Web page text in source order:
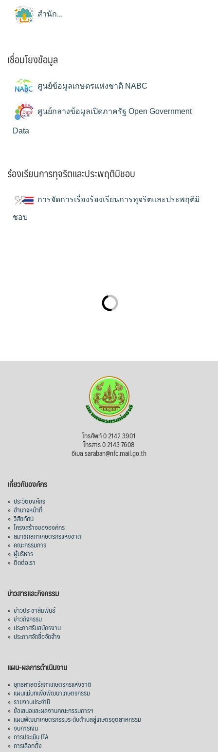
สำนัก...
เชื่อมโยงข้อมูล
ศูนย์ข้อมูลเกษตรแห่งชาติ NABC
ศูนย์กลางข้อมูลเปิดภาครัฐ Open Government
Data
ร้องเรียนการทุจริตและประพฤติมิชอบ
การจัดการเรื่องร้องเรียนการทุจริตและประพฤติมิ
ชอบ
โทรศัพท์ 0 2142 3901
โทรสาร 0 2143 7608
อีเมล saraban@nfc.mail.go.th
เกี่ยวกับองค์กร
» ประวัติองค์กร
» อำนาจหน้าที่
» วิสัยทัศน์
» โครงสร้างขององค์กร
» สมาชิกสภาเกษตรกรแห่งชาติ
» คณะกรรมการ
» ผู้บริหาร
» ติดต่อเรา
ข่าวสารและกิจกรรม
» ข่าวประชาสัมพันธ์
» ข่าวกิจกรรม
» ประกาศรับสมัครงาน
» ประกาศจัดซื้อจัดจ้าง
แผน-ผลการดำเนินงาน
» ยุทธศาสตร์สภาเกษตรกรแห่งชาติ
» แผนแม่บทเพื่อพัฒนาเกษตรกรรม
» รายงานประจำปี
» ข้อเสนอและผลงานคณะกรรมการฯ
» แผนพัฒนาเกษตรกรรมระดับตำบลสู่เกษตรอุตสาหกรรม
» งบการเงิน
» การประเมิน ITA
» การเลือกตั้ง